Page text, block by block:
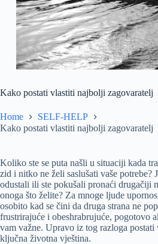
Kako postati vlastiti najbolji zagovaratelj
Home
SELF-HELP
Kako postati vlastiti najbolji zagovaratelj
Koliko ste se puta našli u situaciji kada
zid i nitko ne želi saslušati vaše potrebe?
odustali ili ste pokušali pronaći drugačiji
onoga što želite? Za mnoge ljude
osobito kad se čini da druga strana ne
frustrirajuće i obeshrabrujuće, pogotovo
vam važne. Upravo iz tog razloga postati
ključna životna vještina.